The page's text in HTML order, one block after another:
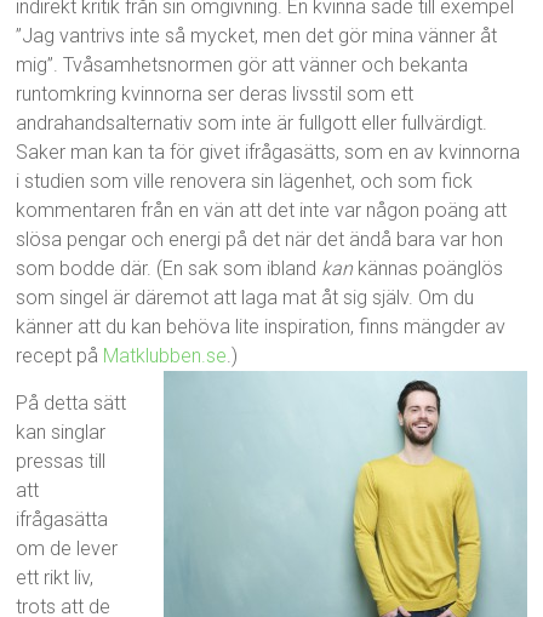
indirekt kritik från sin omgivning. En kvinna sade till exempel
”Jag vantrivs inte så mycket, men det gör mina vänner åt
mig”. Tvåsamhetsnormen gör att vänner och bekanta
runtomkring kvinnorna ser deras livsstil som ett
andrahandsalternativ som inte är fullgott eller fullvärdigt.
Saker man kan ta för givet ifrågasätts, som en av kvinnorna
i studien som ville renovera sin lägenhet, och som fick
kommentaren från en vän att det inte var någon poäng att
slösa pengar och energi på det när det ändå bara var hon
som bodde där. (En sak som ibland kan kännas poänglös
som singel är däremot att laga mat åt sig själv. Om du
känner att du kan behöva lite inspiration, finns mängder av
recept på Matklubben.se.)
På detta sätt
kan singlar
pressas till
att
ifrågasätta
om de lever
ett rikt liv,
trots att de